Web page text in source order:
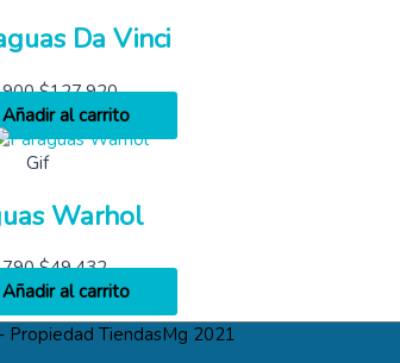
Da Vinci
$127,920
Añadir al carrito
Gif
Warhol
$49,432
Añadir al carrito
- Propiedad TiendasMg 2021